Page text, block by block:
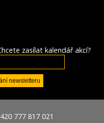
zasílat kalendář akcí?
777 817 021